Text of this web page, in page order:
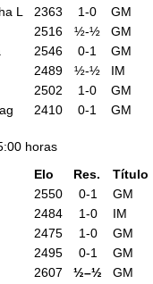
L 2363 1-0
GM
2516 ½-½
GM
2546 0-1
GM
2489 ½-½
IM
2502 1-0
GM
2410 0-1 GM
horas
Elo Res.
Título
2550 0-1
GM
2484 1-0
IM
2475 1-0
GM
2495 0-1
GM
2607 ½–½
GM